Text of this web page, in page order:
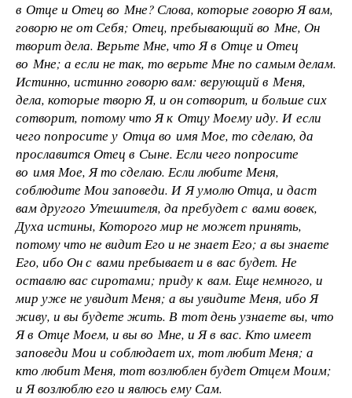
в Отце и Отец во Мне? Слова, которые говорю Я вам,
говорю не от Себя; Отец, пребывающий во Мне, Он
творит дела. Верьте Мне, что Я в Отце и Отец
во Мне; а если не так, то верьте Мне по самым делам.
Истинно, истинно говорю вам: верующий в Меня,
дела, которые творю Я, и он сотворит, и больше сих
сотворит, потому что Я к Отцу Моему иду. И если
чего попросите у Отца во имя Мое, то сделаю, да
прославится Отец в Сыне. Если чего попросите
во имя Мое, Я то сделаю. Если любите Меня,
соблюдите Мои заповеди. И Я умолю Отца, и даст
вам другого Утешителя, да пребудет с вами вовек,
Духа истины, Которого мир не может принять,
потому что не видит Его и не знает Его; а вы знаете
Его, ибо Он с вами пребывает и в вас будет. Не
оставлю вас сиротами; приду к вам. Еще немного, и
мир уже не увидит Меня; а вы увидите Меня, ибо Я
живу, и вы будете жить. В тот день узнаете вы, что
Я в Отце Моем, и вы во Мне, и Я в вас. Кто имеет
заповеди Мои и соблюдает их, тот любит Меня; а
кто любит Меня, тот возлюблен будет Отцем Моим;
и Я возлюблю его и явлюсь ему Сам.